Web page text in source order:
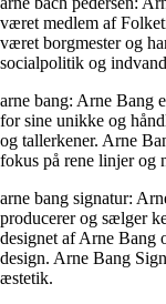
været medlem af
været borgmester og
socialpolitik og
arne bang: Arne Bang
for sine unikke og
og tallerkener. Arne
fokus på rene linjer og
arne bang signatur:
producerer og sælger
designet af Arne Bang
design. Arne Bang
æstetik.